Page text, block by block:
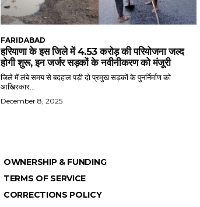
FARIDABAD
हरियाणा के इस जिले में 4.53 करोड़ की परियोजना जल्द
होगी शुरू, इन जर्जर सड़कों के नवीनीकरण को मंजूरी
जिले में लंबे समय से बदहाल पड़ी दो प्रमुख सड़कों के पुनर्निर्माण को
आखिरकार...
December 8, 2025
OWNERSHIP & FUNDING
TERMS OF SERVICE
CORRECTIONS POLICY